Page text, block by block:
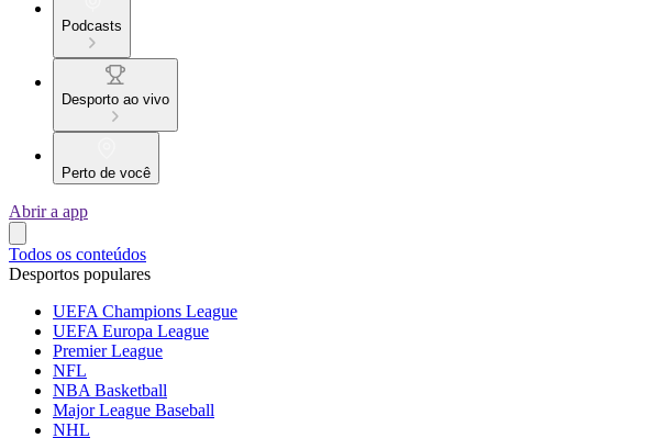
Podcasts
Desporto ao vivo
Perto de você
Abrir a app
Todos os conteúdos
Desportos populares
UEFA Champions League
UEFA Europa League
Premier League
NFL
NBA Basketball
Major League Baseball
NHL